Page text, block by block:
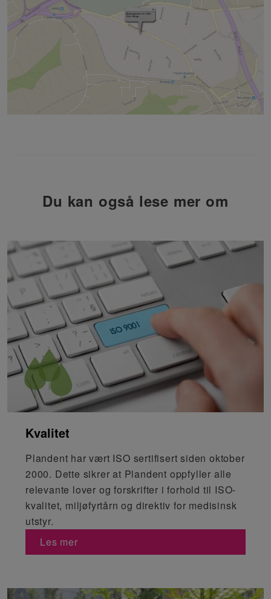
Du kan også lese mer om
Kvalitet
Plandent har vært ISO sertifisert siden oktober
2000. Dette sikrer at Plandent oppfyller alle
relevante lover og forskrifter i forhold til ISO-
kvalitet, miljøfyrtårn og direktiv for medisinsk
utstyr.
Les mer